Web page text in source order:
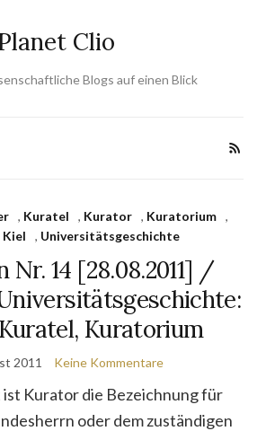
Clio
Blogs auf einen Blick
, Kuratel , Kurator , Kuratorium
,
, Universitätsgeschichte
Nr. 14 [28.08.2011] /
Kuratorium
2011 Keine Kommentare
ist Kurator die Bezeichnung für
oder dem zuständigen